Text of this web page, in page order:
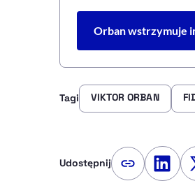
Orban wstrzymuje
Tagi VIKTOR ORBAN
Udostępnij Kopiuj link